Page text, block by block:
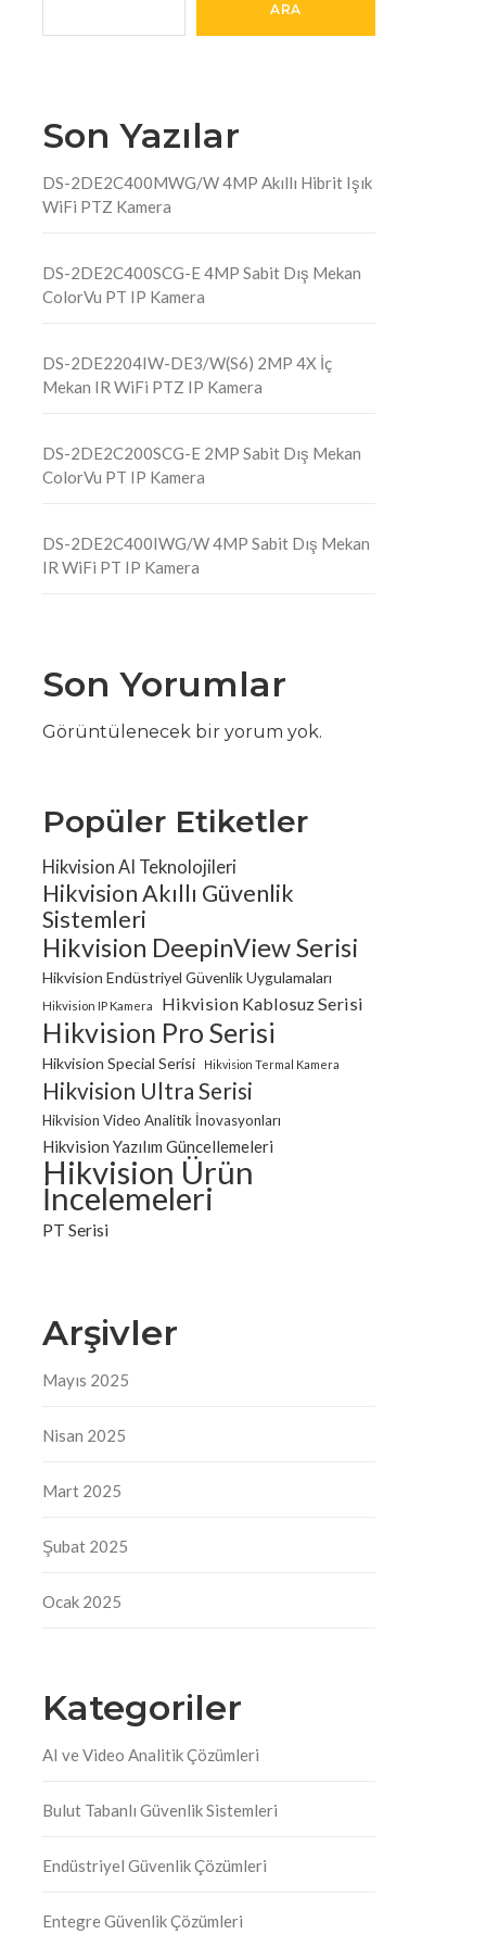
ARA
Son Yazılar
DS-2DE2C400MWG/W 4MP Akıllı Hibrit Işık
WiFi PTZ Kamera
DS-2DE2C400SCG-E 4MP Sabit Dış Mekan
ColorVu PT IP Kamera
DS-2DE2204IW-DE3/W(S6) 2MP 4X İç
Mekan IR WiFi PTZ IP Kamera
DS-2DE2C200SCG-E 2MP Sabit Dış Mekan
ColorVu PT IP Kamera
DS-2DE2C400IWG/W 4MP Sabit Dış Mekan
IR WiFi PT IP Kamera
Son Yorumlar
Görüntülenecek bir yorum yok.
Popüler Etiketler
Hikvision AI Teknolojileri
Hikvision Akıllı Güvenlik
Sistemleri
Hikvision DeepinView Serisi
Hikvision Endüstriyel Güvenlik Uygulamaları
Hikvision IP Kamera Hikvision Kablosuz Serisi
Hikvision Pro Serisi
Hikvision Special Serisi Hikvision Termal Kamera
Hikvision Ultra Serisi
Hikvision Video Analitik İnovasyonları
Hikvision Yazılım Güncellemeleri
Hikvision Ürün
İncelemeleri
PT Serisi
Arşivler
Mayıs 2025
Nisan 2025
Mart 2025
Şubat 2025
Ocak 2025
Kategoriler
AI ve Video Analitik Çözümleri
Bulut Tabanlı Güvenlik Sistemleri
Endüstriyel Güvenlik Çözümleri
Entegre Güvenlik Çözümleri